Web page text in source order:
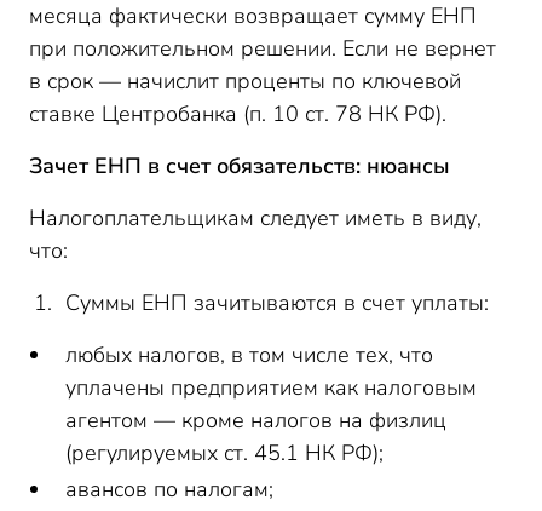
месяца фактически возвращает сумму ЕНП
при положительном решении. Если не вернет
в срок — начислит проценты по ключевой
ставке Центробанка (п. 10 ст. 78 НК РФ).
Зачет ЕНП в счет обязательств: нюансы
Налогоплательщикам следует иметь в виду,
что:
Суммы ЕНП зачитываются в счет уплаты:
любых налогов, в том числе тех, что
уплачены предприятием как налоговым
агентом — кроме налогов на физлиц
(регулируемых ст. 45.1 НК РФ);
авансов по налогам;